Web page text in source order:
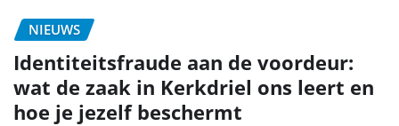
NIEUWS
Identiteitsfraude aan de voordeur:
wat de zaak in Kerkdriel ons leert en
hoe je jezelf beschermt